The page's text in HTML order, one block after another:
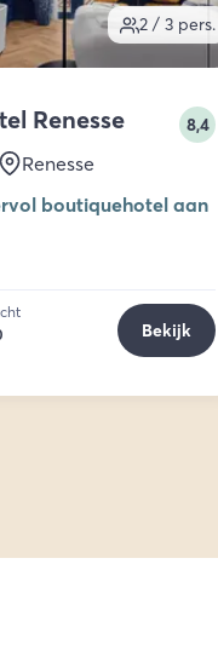
2 / 3 pers.
Renesse 8,4
Renesse
boutiquehotel aan
Bekijk